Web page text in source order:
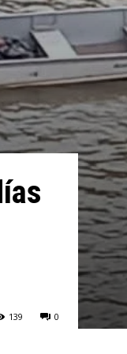
0
139